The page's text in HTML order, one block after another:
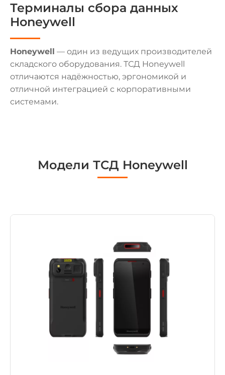
Терминалы сбора данных
Honeywell
Honeywell — один из ведущих производителей
складского оборудования. ТСД Honeywell
отличаются надёжностью, эргономикой и
отличной интеграцией с корпоративными
системами.
Модели ТСД Honeywell